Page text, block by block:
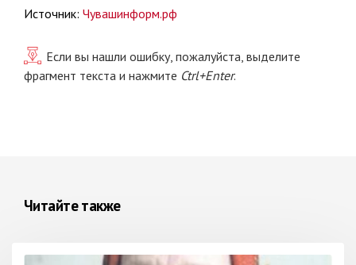
Источник: Чувашинформ.рф
Если вы нашли ошибку, пожалуйста, выделите
фрагмент текста и нажмите Ctrl+Enter.
Читайте также